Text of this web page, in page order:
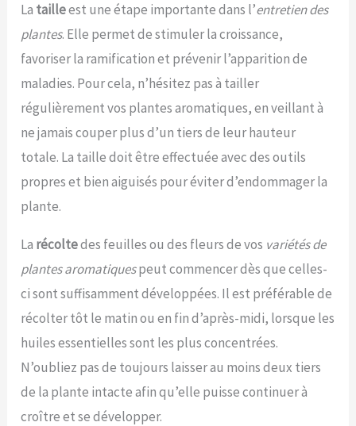
La tailleest une étape importante dans l’entretien des
plantes. Elle permet de stimuler la croissance,
favoriser la ramification et prévenir l’apparition de
maladies. Pour cela, n’hésitez pas à tailler
régulièrement vos plantes aromatiques, en veillant à
ne jamais couper plus d’un tiers de leur hauteur
totale. La taille doit être effectuée avec des outils
propres et bien aiguisés pour éviter d’endommager la
plante.
La récoltedes feuilles ou des fleurs de vos variétés de
plantes aromatiquespeut commencer dès que celles-
ci sont suffisamment développées. Il est préférable de
récolter tôt le matin ou en fin d’après-midi, lorsque les
huiles essentielles sont les plus concentrées.
N’oubliez pas de toujours laisser au moins deux tiers
de la plante intacte afin qu’elle puisse continuer à
croître et se développer.